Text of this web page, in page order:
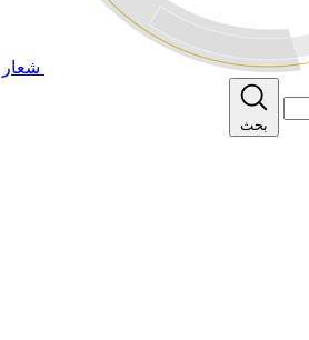
شعار
بحث